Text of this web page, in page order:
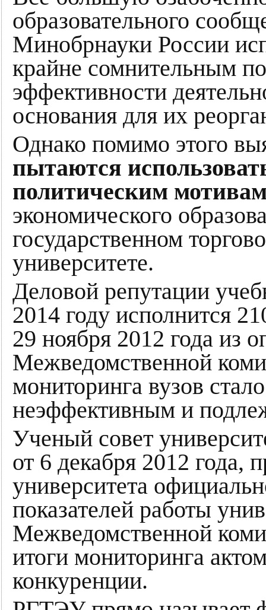
образовательного
Минобрнауки России
крайне сомнительным
эффективности
основания для их
Однако помимо этого
пытаются
политическим
экономического
государственном
университете.
Деловой репутации
2014 году исполнится
29 ноября 2012 года из
Межведомственной
мониторинга вузов
неэффективным и
Ученый совет
от 6 декабря 2012 года,
университета
показателей работы
Межведомственной
итоги мониторинга
конкуренции.